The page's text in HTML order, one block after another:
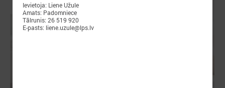
Ievietoja: Liene Užule
Amats: Padomniece
Tālrunis: 26 519 920
E-pasts: liene.uzule@lps.lv